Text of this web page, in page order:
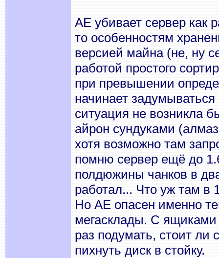
АЕ убивает сервер как
то особенностям
версией майна (не, ну
работой простого
при превышении
начинает
ситуация не возникла
айрон сундуками
хотя возможно там
помню сервер ещё до
полдюжины чанков в
работал... Что уж там в
Но АЕ опасен именно
мегасклады. С ящиками
раз подумать, стоит
пихнуть диск в стойку.